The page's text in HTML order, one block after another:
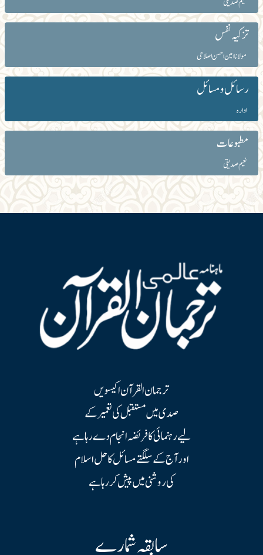
تزکیہ نفس
مولانا امین احسن اصلاحی
رسائل و مسائل
ادارہ
مطبوعات
نعیم صدیقی
ترجمان القرآن اکیسویں
صدی میں مستقبل کی تعمیر کے
لیے رہنمائی کا فریضہ انجام دے رہا ہے
اور آج کے سلگتے مسائل کا حل اسلام
کی روشنی میں پیش کر رہا ہے
سابقہ شمارے